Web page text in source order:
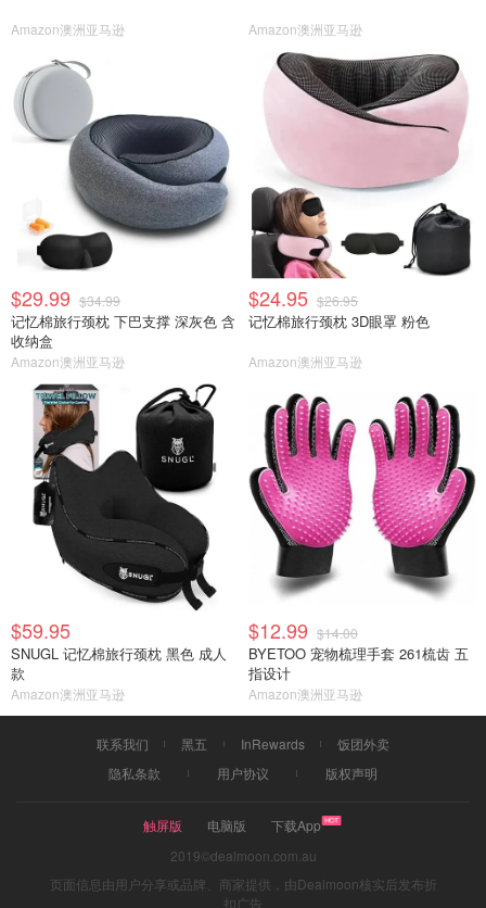
Amazon澳洲亚马逊 Amazon澳洲亚马逊
$29.99 $34.99
记忆棉旅行颈枕 下巴支撑 深灰色 含
收纳盒
Amazon澳洲亚马逊
$24.95 $26.95
记忆棉旅行颈枕 3D眼罩 粉色
Amazon澳洲亚马逊
$59.95
SNUGL 记忆棉旅行颈枕 黑色 成人
款
Amazon澳洲亚马逊
$12.99 $14.00
BYETOO 宠物梳理手套 261梳齿 五
指设计
Amazon澳洲亚马逊
联系我们 黑五 InRewards
饭团外卖
隐私条款
用户协议 版权声明
触屏版 电脑版
下载App
2019©dealmoon.com.au
页面信息由用户分享或品牌、商家提供，由Dealmoon核实后发布折
扣广告